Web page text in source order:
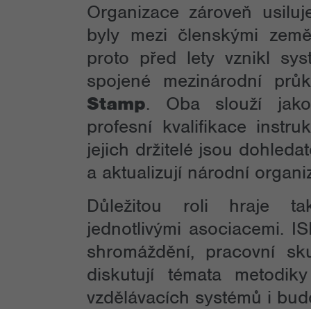
Organizace zároveň
byly mezi členskými
proto před lety vznikl
spojené mezinárodní
Stamp. Oba slouží jako
profesní kvalifikace
jejich držitelé jsou
a aktualizují národní
Důležitou roli hraje
jednotlivými asociacemi.
shromáždění, pracovní
diskutují témata
vzdělávacích systémů i